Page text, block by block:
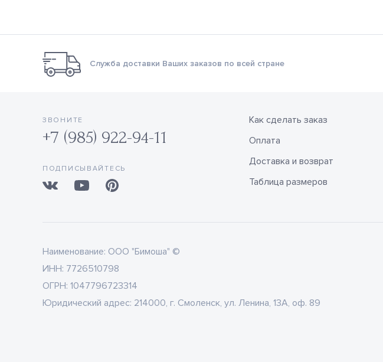
Служба доставки Ваших заказов по всей стране
ЗВОНИТЕ
+7 (985) 922-94-11
ПОДПИСЫВАЙТЕСЬ
Как сделать заказ
Оплата
Доставка и возврат
Таблица размеров
Наименование: ООО "Бимоша" ©
ИНН: 7726510798
ОГРН: 1047796723314
Юридический адрес: 214000, г. Смоленск, ул. Ленина, 13А, оф. 89